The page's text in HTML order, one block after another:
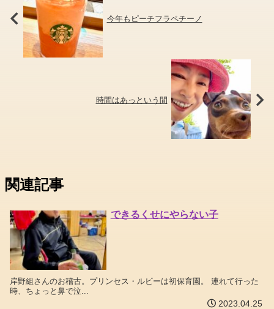
今年もピーチフラペチーノ
時間はあっという間
関連記事
できるくせにやらない子
岸野組さんのお稽古。プリンセス・ルビーは初保育園。 連れて行った
時、ちょっと鼻で泣...
2023.04.25